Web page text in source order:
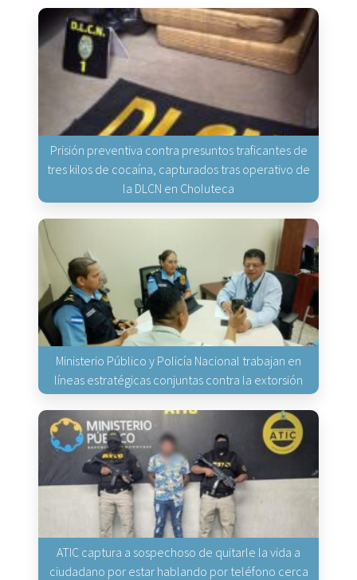
Prisión preventiva contra presuntos traficantes de
tres kilos de cocaína, capturados tras operativo de
la DLCN en Choluteca
Ministerio Público y Policía Nacional trabajan en
líneas estratégicas conjuntas contra la extorsión
ATIC captura a sospechoso de quitarle la vida a
ciudadano por estar hablando por teléfono cerca